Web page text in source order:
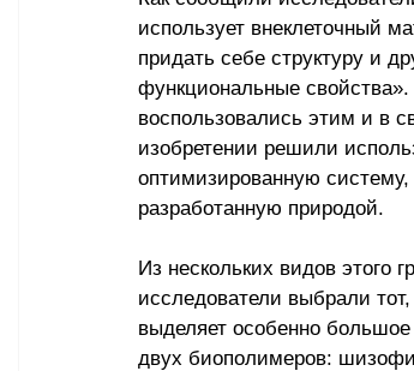
использует внеклеточный
придать себе структуру и
функциональные
воспользовались этим и в
изобретении решили
оптимизированную систему,
разработанную природой.
Из нескольких видов этого
исследователи выбрали
выделяет особенно большое
двух биополимеров: